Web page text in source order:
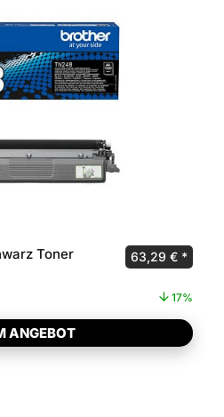
248BK schwarz Toner Ursprünglicher
63,29 €
17%
ANGEBOT